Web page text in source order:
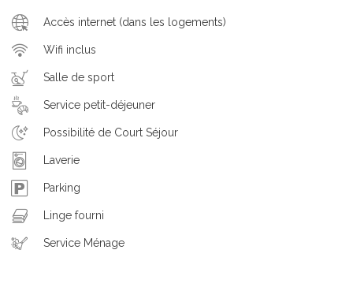
Accès internet (dans les logements)
Wifi inclus
Salle de sport
Service petit-déjeuner
Possibilité de Court Séjour
Laverie
Parking
Linge fourni
Service Ménage